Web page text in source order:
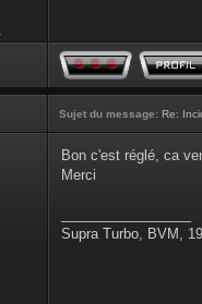
Sujet du message: Re:
Bon c'est réglé, ca
Merci
Supra Turbo, BVM,